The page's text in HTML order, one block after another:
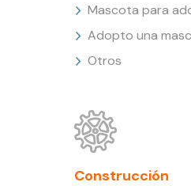
Mascota para
Adopto una
Otros
Construcción